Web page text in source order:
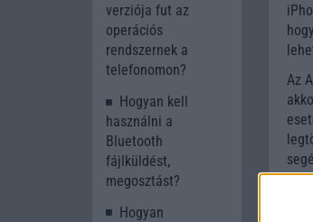
Az
verziója fut az
operációs
rendszernek a
telefonomon?
Hogyan kell
használni a
Bluetooth
fájlküldést,
megosztást?
Hogyan